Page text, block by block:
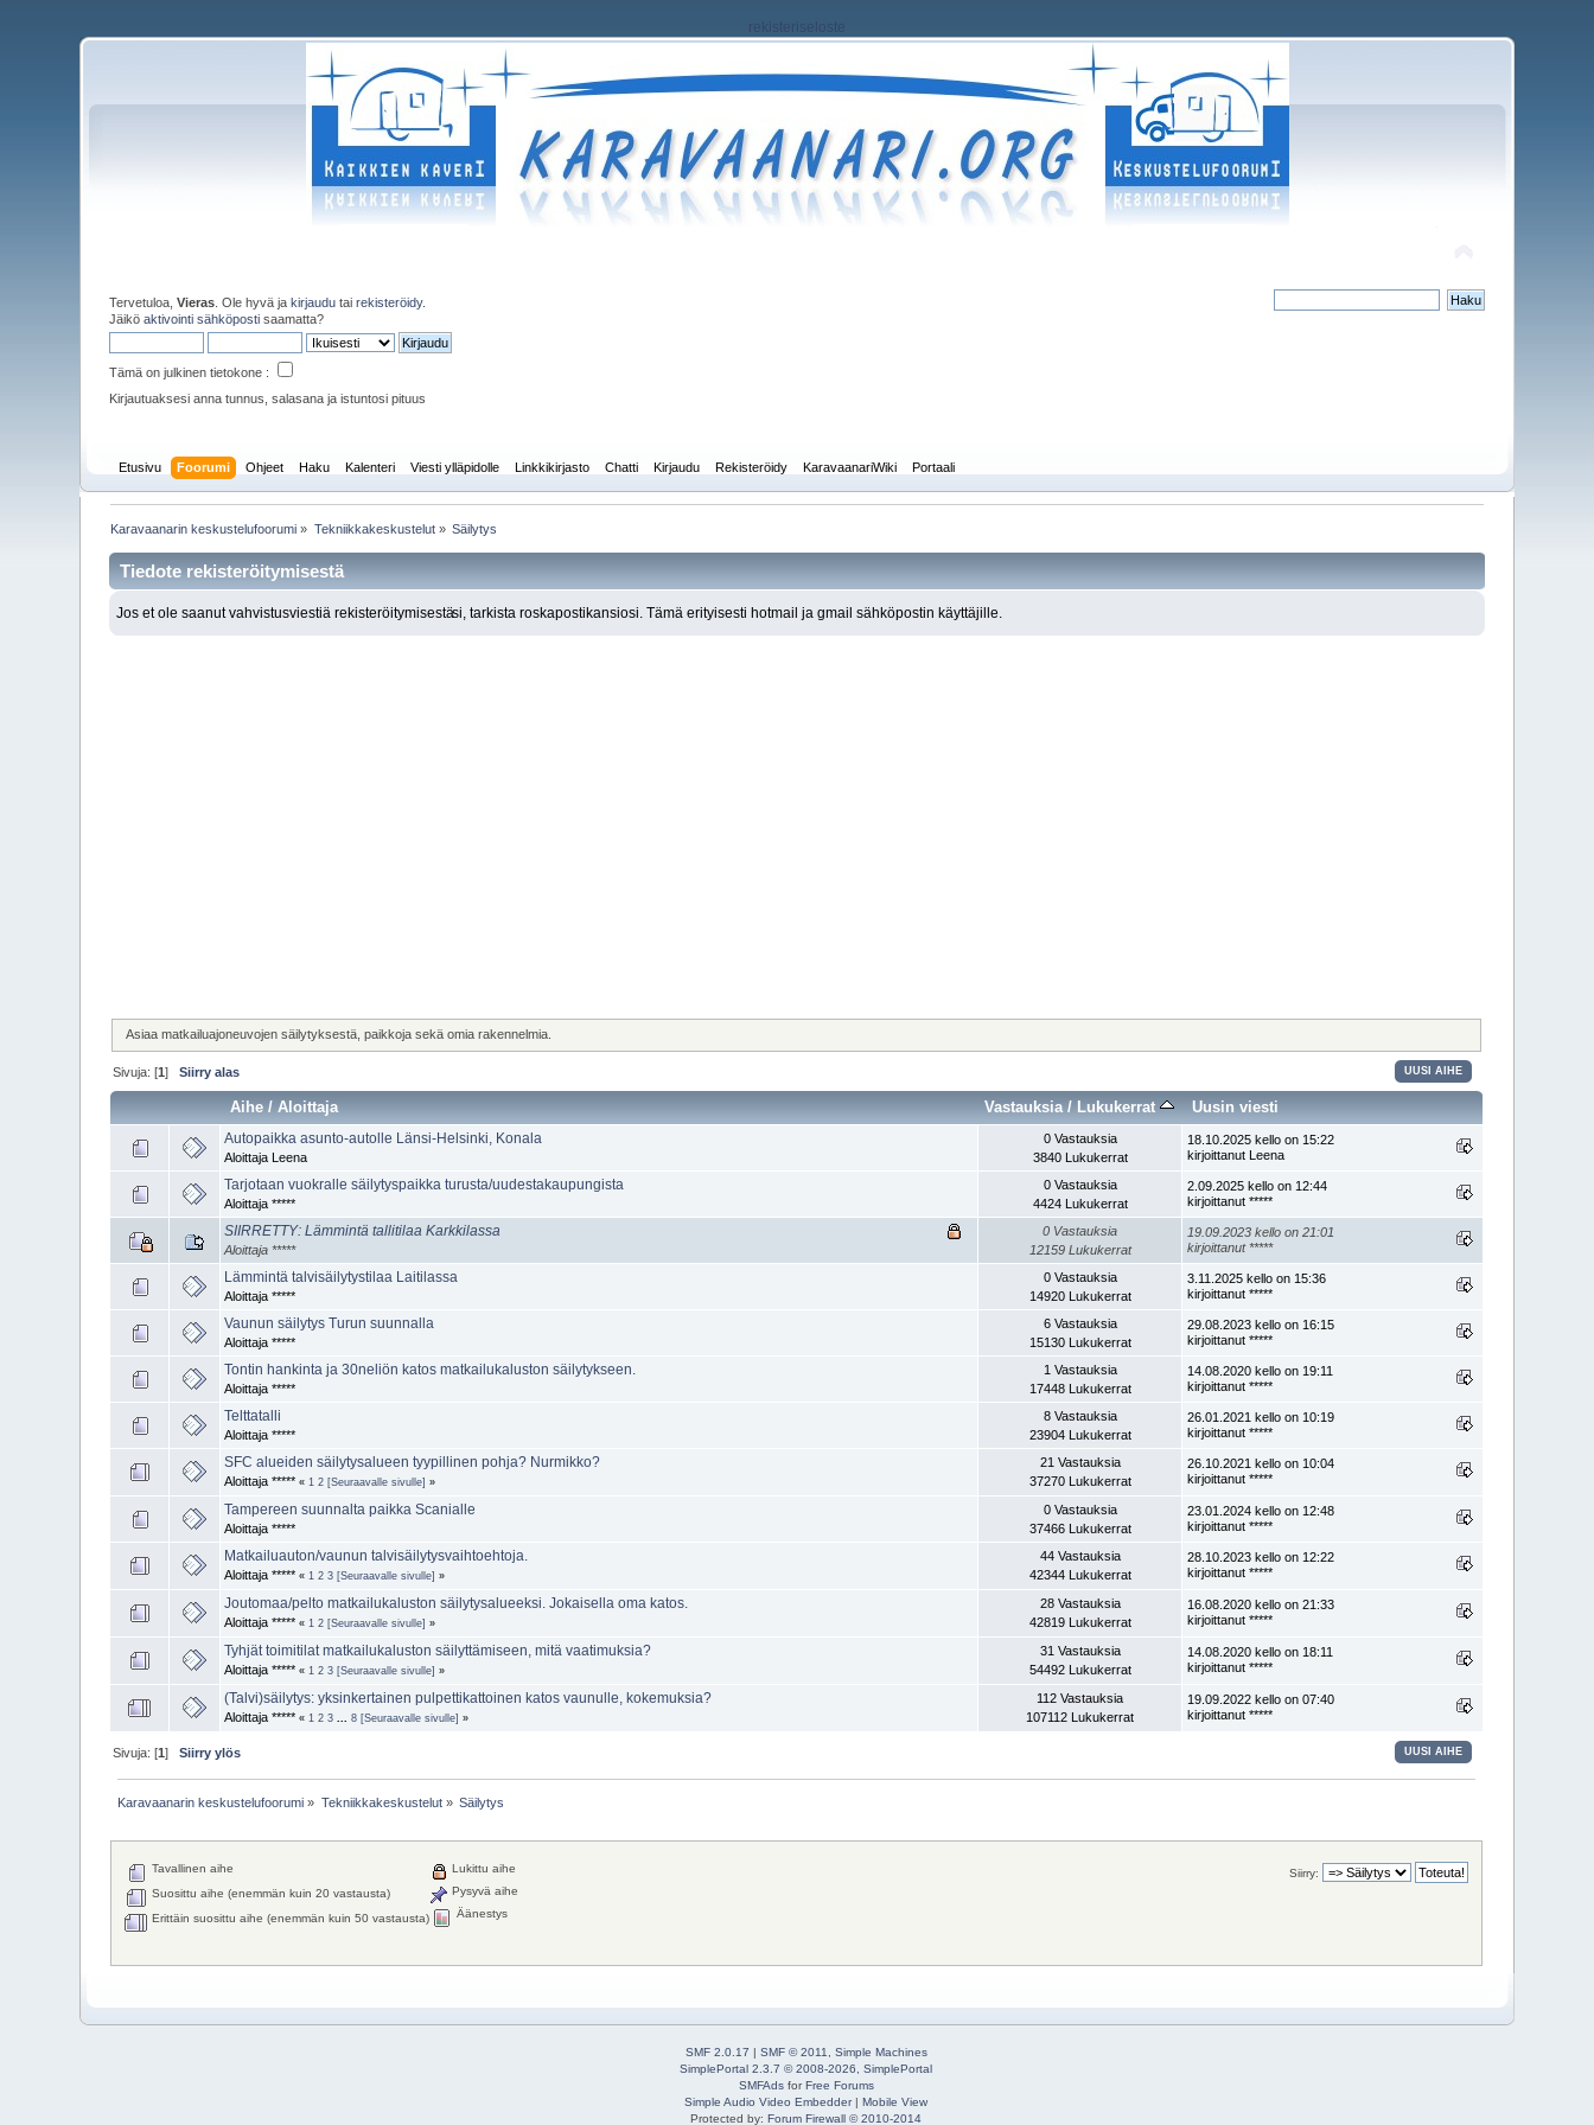
rekisteriseloste
Tervetuloa,Vieras . Ole hyvä jakirjaudu tairekisteröidy.
Jäiköaktivointi sähköposti saamatta?
Tämä on julkinen tietokone :
Kirjautuaksesi anna tunnus, salasana ja istuntosi pituus
Etusivu Foorumi Ohjeet Haku Kalenteri Viesti ylläpidolle Linkkikirjasto Chatti Kirjaudu Rekisteröidy KaravaanariWiki Portaali
Karavaanarin keskustelufoorumi » Tekniikkakeskustelut» Säilytys
Tiedote rekisteröitymisestä
Jos et ole saanut vahvistusviestiä rekisteröitymisestäsi, tarkista roskapostikansiosi. Tämä erityisesti hotmail ja gmail sähköpostin käyttäjille.
Asiaa matkailuajoneuvojen säilytyksestä, paikkoja sekä omia rakennelmia.
Sivuja: [1]Siirry alas UUSI AIHE
Aihe /Aloittaja Vastauksia/Lukukerrat Uusin viesti
Autopaikka asunto-autolle Länsi-Helsinki, Konala
Aloittaja Leena
0 Vastauksia
3840 Lukukerrat
18.10.2025 kello on 15:22
kirjoittanut Leena
Tarjotaan vuokralle säilytyspaikka turusta/uudestakaupungista
Aloittaja *****
0 Vastauksia
4424 Lukukerrat
2.09.2025 kello on 12:44
kirjoittanut *****
SIIRRETTY: Lämmintä tallitilaa Karkkilassa
Aloittaja *****
0 Vastauksia
12159 Lukukerrat
19.09.2023 kello on 21:01
kirjoittanut *****
Lämmintä talvisäilytystilaa Laitilassa
Aloittaja *****
0 Vastauksia
14920 Lukukerrat
3.11.2025 kello on 15:36
kirjoittanut *****
Vaunun säilytys Turun suunnalla
Aloittaja *****
6 Vastauksia
15130 Lukukerrat
29.08.2023 kello on 16:15
kirjoittanut *****
Tontin hankinta ja 30neliön katos matkailukaluston säilytykseen.
Aloittaja *****
1 Vastauksia
17448 Lukukerrat
14.08.2020 kello on 19:11
kirjoittanut *****
Telttatalli
Aloittaja *****
8 Vastauksia
23904 Lukukerrat
26.01.2021 kello on 10:19
kirjoittanut *****
SFC alueiden säilytysalueen tyypillinen pohja? Nurmikko?
Aloittaja *****« 1 2 [Seuraavalle sivulle] »
21 Vastauksia
37270 Lukukerrat
26.10.2021 kello on 10:04
kirjoittanut *****
Tampereen suunnalta paikka Scanialle
Aloittaja *****
0 Vastauksia
37466 Lukukerrat
23.01.2024 kello on 12:48
kirjoittanut *****
Matkailuauton/vaunun talvisäilytysvaihtoehtoja.
Aloittaja *****« 1 2 3 [Seuraavalle sivulle] »
44 Vastauksia
42344 Lukukerrat
28.10.2023 kello on 12:22
kirjoittanut *****
Joutomaa/pelto matkailukaluston säilytysalueeksi. Jokaisella oma katos.
Aloittaja *****« 1 2 [Seuraavalle sivulle] »
28 Vastauksia
42819 Lukukerrat
16.08.2020 kello on 21:33
kirjoittanut *****
Tyhjät toimitilat matkailukaluston säilyttämiseen, mitä vaatimuksia?
Aloittaja *****« 1 2 3 [Seuraavalle sivulle] »
31 Vastauksia
54492 Lukukerrat
14.08.2020 kello on 18:11
kirjoittanut *****
(Talvi)säilytys: yksinkertainen pulpettikattoinen katos vaunulle, kokemuksia?
Aloittaja *****« 1 2 3 ...8 [Seuraavalle sivulle] »
112 Vastauksia
107112 Lukukerrat
19.09.2022 kello on 07:40
kirjoittanut *****
UUSI AIHE
Sivuja: [1]Siirry ylös
Karavaanarin keskustelufoorumi » Tekniikkakeskustelut» Säilytys
Siirry:
Tavallinen aihe
Suosittu aihe (enemmän kuin 20 vastausta)
Erittäin suosittu aihe (enemmän kuin 50 vastausta)
Lukittu aihe
Pysyvä aihe
Äänestys
SMF 2.0.17 | SMF © 2011, Simple Machines
SimplePortal 2.3.7 © 2008-2026, SimplePortal
SMFAdsforFree Forums
Simple Audio Video Embedder| Mobile View
Protected by: Forum Firewall © 2010-2014